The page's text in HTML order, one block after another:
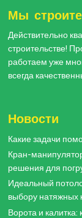
Мы
Действительно
строительстве!
работаем уже
всегда
Новости
Какие задачи
Кран-
решения для
Идеальный
выбору натяжных
Ворота и калитка: